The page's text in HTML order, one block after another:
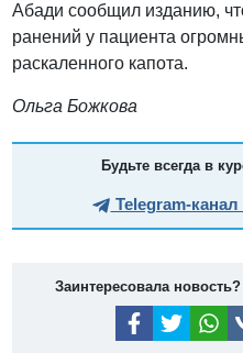
Абади сообщил изданию,
ранений у пациента
раскаленного капота.
Ольга Божкова
Будьте всегда в
Telegram-
Заинтересовала